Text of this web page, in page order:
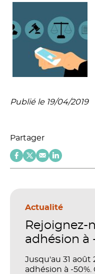
Publié le 19/04/2019
Partager
Actualité
Rejoignez-
adhésion à
Jusqu'au 31 août
adhésion à -50%.